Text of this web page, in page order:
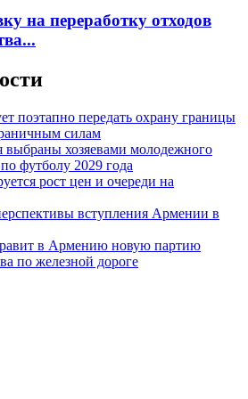
на переработку отходов
поэтапно передать охрану границы
силам
выбраны хозяевами молодежного
футболу 2029 года
рост цен и очереди на
вступления Армении в
в Армению новую партию
по железной дороге